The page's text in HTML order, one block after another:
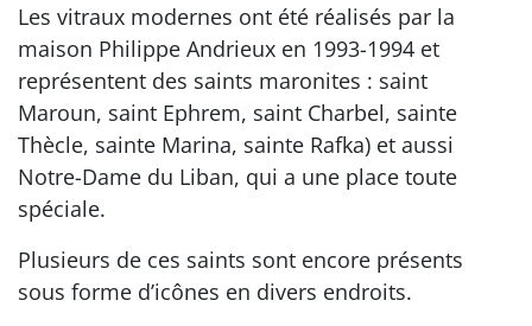
Les vitraux modernes ont été réalisés par la
maison Philippe Andrieux en 1993-1994 et
représentent des saints maronites : saint
Maroun, saint Ephrem, saint Charbel, sainte
Thècle, sainte Marina, sainte Rafka) et aussi
Notre-Dame du Liban, qui a une place toute
spéciale.
Plusieurs de ces saints sont encore présents
sous forme d’icônes en divers endroits.